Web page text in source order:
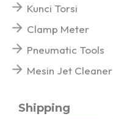
Kunci Torsi
Clamp Meter
Pneumatic Tools
Mesin Jet Cleaner
Shipping